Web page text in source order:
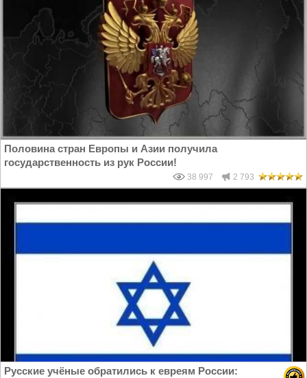
Половина стран Европы и Азии получила
государственность из рук России!
38 997 2 793
Русские учёные обратились к евреям России: